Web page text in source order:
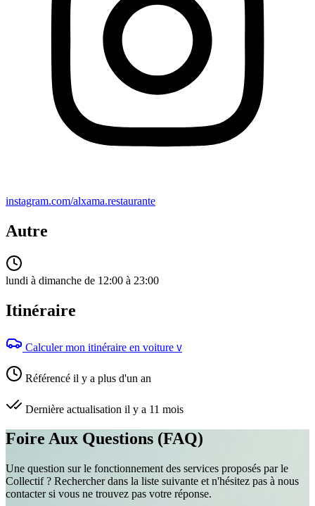
instagram.com/alxama.restaurante
Autre
lundi à dimanche de 12:00 à 23:00
Itinéraire
Calculer mon itinéraire en voiture V
Référencé il y a plus d'un an
Dernière actualisation il y a 11 mois
Foire Aux Questions (FAQ)
Une question sur le fonctionnement des services proposés par le
Collectif ? Rechercher dans la liste suivante et n'hésitez pas à nous
contacter si vous ne trouvez pas votre réponse.